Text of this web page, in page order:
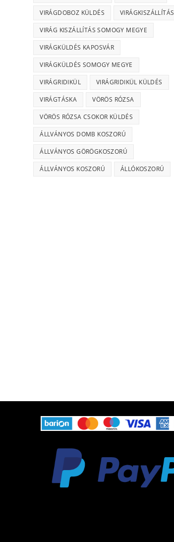
VIRÁGDOBOZ KÜLDÉS VIRÁGKISZÁLLÍTÁS
VIRÁG KISZÁLLÍTÁS SOMOGY MEGYE
VIRÁGKÜLDÉS KAPOSVÁR
VIRÁGKÜLDÉS SOMOGY MEGYE
VIRÁGRIDIKÜL VIRÁGRIDIKÜL KÜLDÉS
VIRÁGTÁSKA VÖRÖS RÓZSA
VÖRÖS RÓZSA CSOKOR KÜLDÉS
ÁLLVÁNYOS DOMB KOSZORÚ
ÁLLVÁNYOS GÖRÖGKOSZORÚ
ÁLLVÁNYOS KOSZORÚ ÁLLÓKOSZORÚ